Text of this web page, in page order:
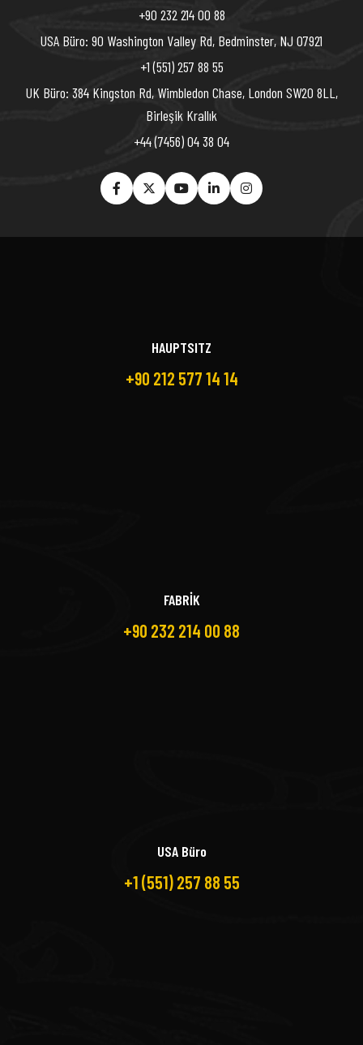
+90 232 214 00 88
USA Büro: 90 Washington Valley Rd, Bedminster, NJ 07921
+1 (551) 257 88 55
UK Büro: 384 Kingston Rd, Wimbledon Chase, London SW20 8LL,
Birleşik Krallık
+44 (7456) 04 38 04
HAUPTSITZ
+90 212 577 14 14
FABRİK
+90 232 214 00 88
USA Büro
+1 (551) 257 88 55